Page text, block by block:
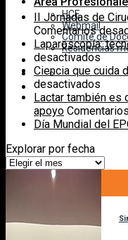
HCE
Webmail
Comité de
Residencias
II Jornadas de
Comentarios
Laparoscopía:
desactivadosen
que
cuida
Ciencia que cuida
desactivados
que
cuida
Lactar también es
apoyo
Día Mundial del
Explorar por fecha
Explorar